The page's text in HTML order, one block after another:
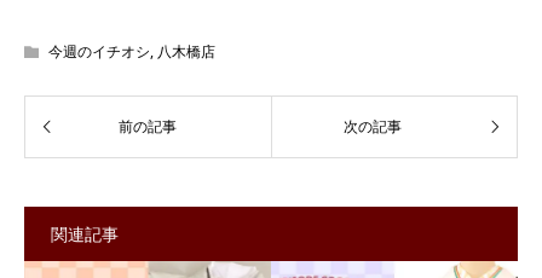
今週のイチオシ, 八木橋店
関連記事